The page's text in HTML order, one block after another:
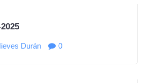
Durán 0